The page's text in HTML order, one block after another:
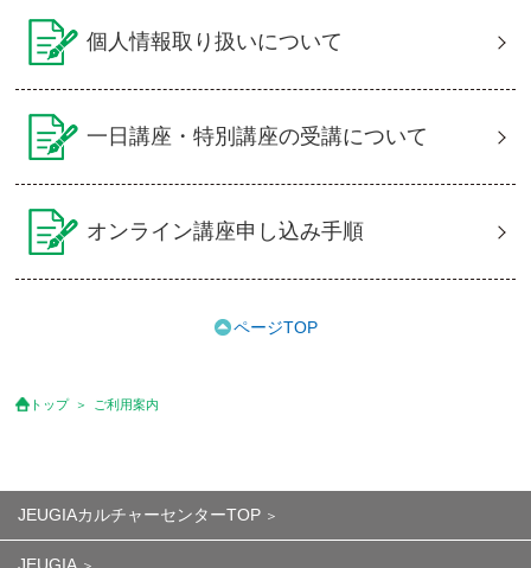
個人情報取り扱いについて
一日講座・特別講座の受講について
オンライン講座申し込み手順
ページTOP
トップ ご利用案内
JEUGIAカルチャーセンターTOP